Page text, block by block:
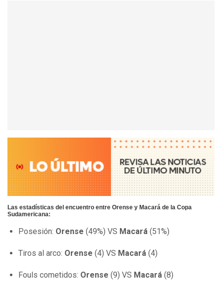
Las estadísticas del encuentro entre Orense y Macará de la Copa
Sudamericana:
Posesión: Orense (49%) VS Macará (51%)
Tiros al arco: Orense (4) VS Macará (4)
Fouls cometidos: Orense (9) VS Macará (8)